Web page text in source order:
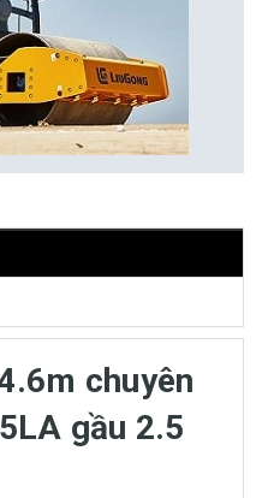
chuyên
gầu 2.5